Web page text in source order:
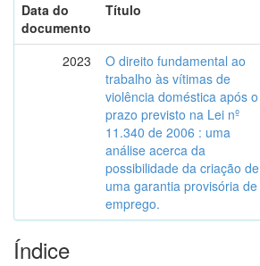
Data do
documento
Título
2023
O direito fundamental ao
trabalho às vítimas de
violência doméstica após o
prazo previsto na Lei nº
11.340 de 2006 : uma
análise acerca da
possibilidade da criação de
uma garantia provisória de
emprego.
Índice